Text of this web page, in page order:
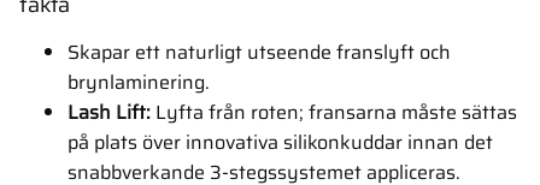
Skapar ett naturligt utseende franslyft och
brynlaminering.
Lash Lift: Lyfta från roten; fransarna måste sättas
på plats över innovativa silikonkuddar innan det
snabbverkande 3-stegssystemet appliceras.